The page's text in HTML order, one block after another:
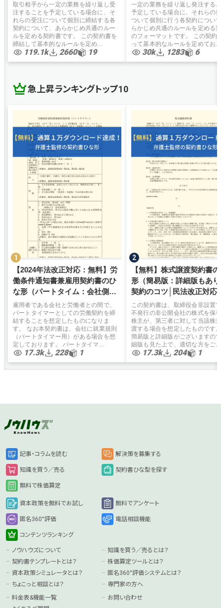
取引相手から一定の業務を繰り返し受
注することを予定している場合に、そ
れらの受注について個別に締結する各
契約について、あらかじめ共通のルー
ルを定める契約書です。 この契約書を
締結して基本的なルールを定め...
119.1k 2660 19
一定の業務を繰り返し発注する
予定している場合に、それらの
ついて個別に行う各契約につい
らかじめ共通のルールを定める
のフォーマットです。 この契約
って基本的なルールを定めてお...
30k 1283 6
急上昇ランキングトップ10
【2024年法改正対応：無料】労
働条件通知書兼雇用契約書のひ
な形（パートタイム：会社側有
利）弁護士監修
雇用者である会社と労働者との間で、
パートタイマーとしての労働契約を締
結することを想定したものになりま
す。 なお本契約書は、会社に就業規則
（パートタイマー用）がある場合を想
定しております。 パートタイマ...
17.3k 228 1
【無料】株式譲渡契約書
形（簡易版：詳細版もあ
契約のコツ│民法改正対応
この契約書は、取締役会非設置
不発行の非公開会社の株式を保
株主が、第三者に対して当該株
渡する場合を想定したものです
簡易版と詳細版がございますの
細版も見た上で、適切な方をご...
17.3k 204 1
記事・コラムを読む 解決策を募集する
知識を買う／売る 契約書ひな型を探す
無料で株価算定
資本政策を無料でお試し 無料でアンケート
匿名360°評価 電話相談機能
コンテンツランキング
ノウハウズについて
知識を買う／売るとは？
契約書テンプレートとは？
株価算定ツールとは？
資本政策シミュレータとは？
匿名360°評価システムとは？
ちょこっと相談とは？
専門家の方へ
料金表&機能一覧
お問い合わせ